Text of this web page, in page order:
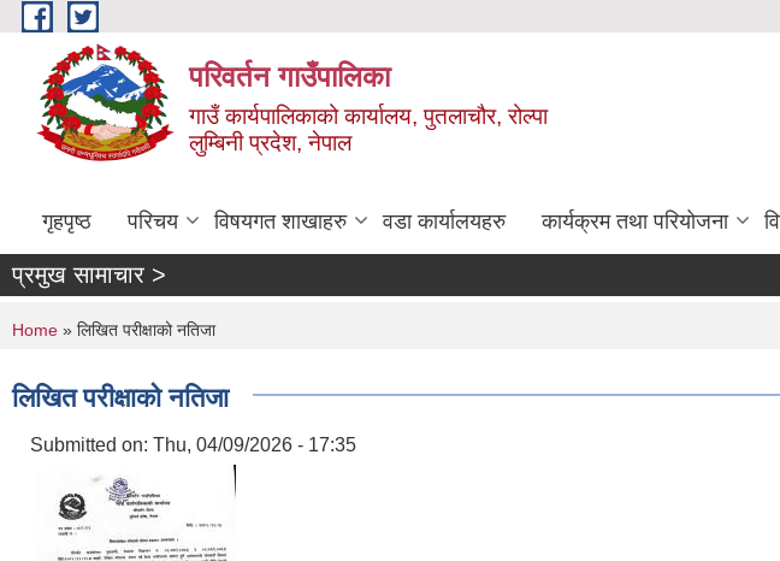
Skip to main content
परिवर्तन गाउँपालिका
गाउँ कार्यपालिकाको कार्यालय, पुतलाचौर, रोल्पा
लुम्बिनी प्रदेश, नेपाल
गृहपृष्ठ परिचय विषयगत शाखाहरु वडा कार्यालयहरु कार्यक्रम तथा परियोजना
प्रमुख सामाचार >
You are here
Home » लिखित परीक्षाको नतिजा
लिखित परीक्षाको नतिजा
Submitted on: Thu, 04/09/2026 - 17:35